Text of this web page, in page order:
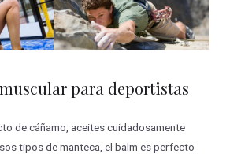
para deportistas
de cáñamo, aceites cuidadosamente
tipos de manteca, el balm es perfecto